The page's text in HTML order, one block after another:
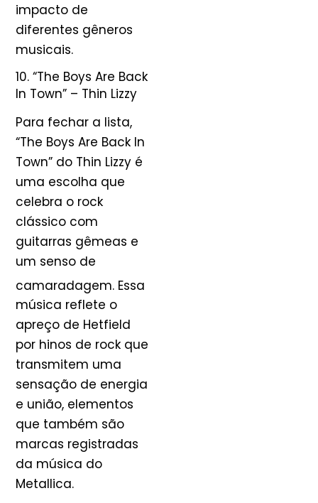
impacto de
diferentes gêneros
musicais.
10. “The Boys Are Back
In Town” – Thin Lizzy
Para fechar a lista,
“The Boys Are Back In
Town” do Thin Lizzy é
uma escolha que
celebra o rock
clássico com
guitarras gêmeas e
um senso de
camaradagem. Essa
música reflete o
apreço de Hetfield
por hinos de rock que
transmitem uma
sensação de energia
e união, elementos
que também são
marcas registradas
da música do
Metallica.